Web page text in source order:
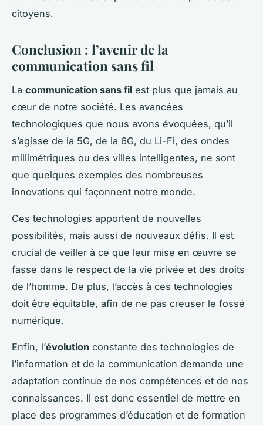
citoyens.
Conclusion : l’avenir de la
communication sans fil
La communication sans fil est plus que jamais au
cœur de notre société. Les avancées
technologiques que nous avons évoquées, qu’il
s’agisse de la 5G, de la 6G, du Li-Fi, des ondes
millimétriques ou des villes intelligentes, ne sont
que quelques exemples des nombreuses
innovations qui façonnent notre monde.
Ces technologies apportent de nouvelles
possibilités, mais aussi de nouveaux défis. Il est
crucial de veiller à ce que leur mise en œuvre se
fasse dans le respect de la vie privée et des droits
de l’homme. De plus, l’accès à ces technologies
doit être équitable, afin de ne pas creuser le fossé
numérique.
Enfin, l’évolution constante des technologies de
l’information et de la communication demande une
adaptation continue de nos compétences et de nos
connaissances. Il est donc essentiel de mettre en
place des programmes d’éducation et de formation